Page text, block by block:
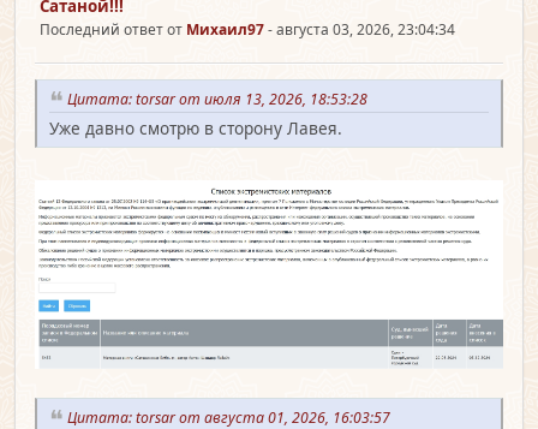
Сатаной!!!
Последний ответ от Михаил97- августа 03, 2026, 23:04:34
Цитата: torsar от июля 13, 2026, 18:53:28
Уже давно смотрю в сторону Лавея.
Цитата: torsar от августа 01, 2026, 16:03:57